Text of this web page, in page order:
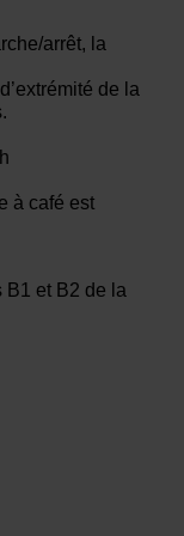
arrêt, la
de la
à café est
B1 et B2 de la